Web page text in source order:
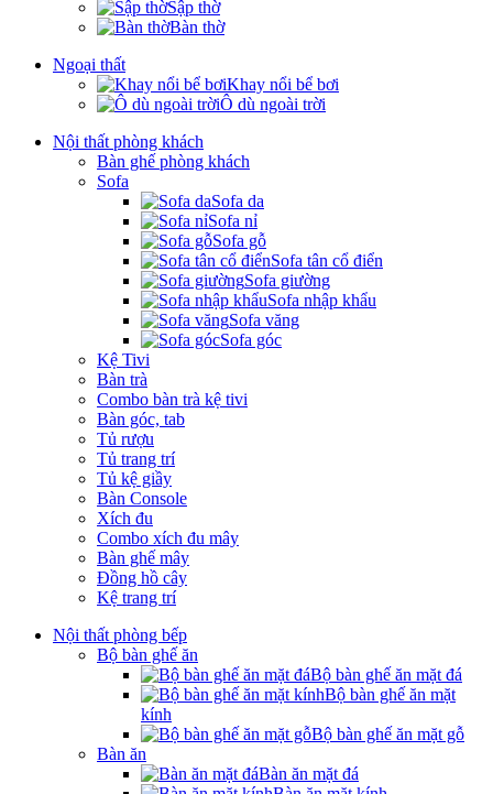
Sập thờ
Bàn thờ
Ngoại thất
Khay nổi bể bơi
Ô dù ngoài trời
Nội thất phòng khách
Bàn ghế phòng khách
Sofa
Sofa da
Sofa nỉ
Sofa gỗ
Sofa tân cổ điển
Sofa giường
Sofa nhập khẩu
Sofa văng
Sofa góc
Kệ Tivi
Bàn trà
Combo bàn trà kệ tivi
Bàn góc, tab
Tủ rượu
Tủ trang trí
Tủ kệ giầy
Bàn Console
Xích đu
Combo xích đu mây
Bàn ghế mây
Đồng hồ cây
Kệ trang trí
Nội thất phòng bếp
Bộ bàn ghế ăn
Bộ bàn ghế ăn mặt đá
Bộ bàn ghế ăn mặt
kính
Bộ bàn ghế ăn mặt gỗ
Bàn ăn
Bàn ăn mặt đá